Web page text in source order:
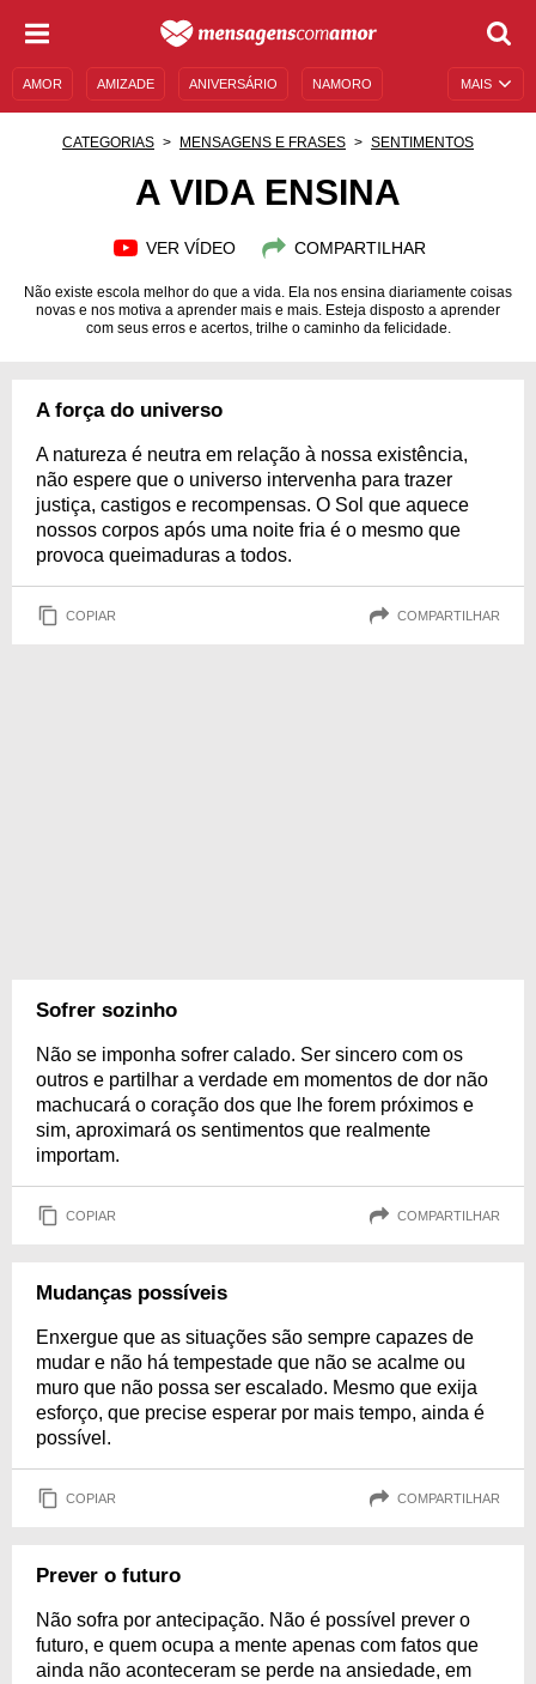
MAIS
AMOR AMIZADE ANIVERSÁRIO NAMORO
CATEGORIAS MENSAGENS E FRASES SENTIMENTOS
A VIDA ENSINA
VER VÍDEO COMPARTILHAR
Não existe escola melhor do que a vida. Ela nos ensina diariamente coisas
novas e nos motiva a aprender mais e mais. Esteja disposto a aprender
com seus erros e acertos, trilhe o caminho da felicidade.
A força do universo
A natureza é neutra em relação à nossa existência,
não espere que o universo intervenha para trazer
justiça, castigos e recompensas. O Sol que aquece
nossos corpos após uma noite fria é o mesmo que
provoca queimaduras a todos.
COPIAR COMPARTILHAR
Sofrer sozinho
Não se imponha sofrer calado. Ser sincero com os
outros e partilhar a verdade em momentos de dor não
machucará o coração dos que lhe forem próximos e
sim, aproximará os sentimentos que realmente
importam.
COPIAR COMPARTILHAR
Mudanças possíveis
Enxergue que as situações são sempre capazes de
mudar e não há tempestade que não se acalme ou
muro que não possa ser escalado. Mesmo que exija
esforço, que precise esperar por mais tempo, ainda é
possível.
COPIAR COMPARTILHAR
Prever o futuro
Não sofra por antecipação. Não é possível prever o
futuro, e quem ocupa a mente apenas com fatos que
ainda não aconteceram se perde na ansiedade, em